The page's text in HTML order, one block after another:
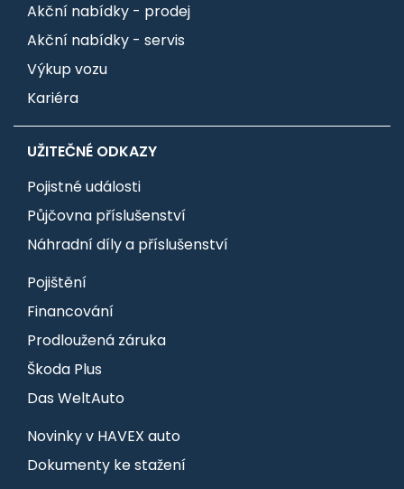
Akční nabídky - prodej
Akční nabídky - servis
Výkup vozu
Kariéra
UŽITEČNÉ ODKAZY
Pojistné události
Půjčovna příslušenství
Náhradní díly a příslušenství
Pojištění
Financování
Prodloužená záruka
Škoda Plus
Das WeltAuto
Novinky v HAVEX auto
Dokumenty ke stažení